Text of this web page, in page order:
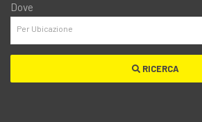
Dove
RICERCA